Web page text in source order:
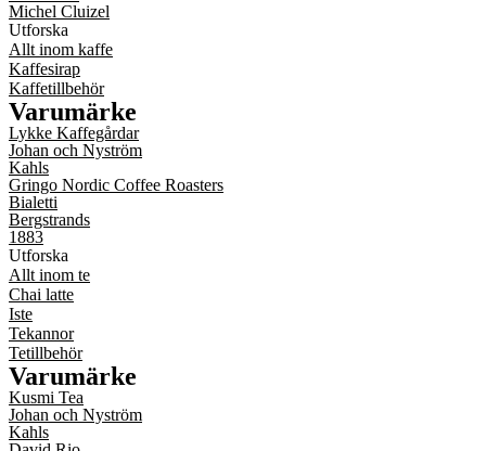
Michel Cluizel
Utforska
Allt inom kaffe
Kaffesirap
Kaffetillbehör
Varumärke
Lykke Kaffegårdar
Johan och Nyström
Kahls
Gringo Nordic Coffee Roasters
Bialetti
Bergstrands
1883
Utforska
Allt inom te
Chai latte
Iste
Tekannor
Tetillbehör
Varumärke
Kusmi Tea
Johan och Nyström
Kahls